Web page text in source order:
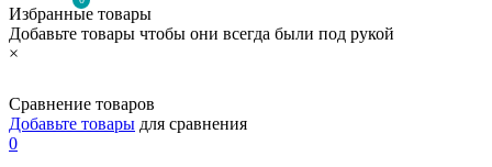
Избранные товары
Добавьте товары чтобы они всегда были под рукой
×
Сравнение товаров
Добавьте товары для сравнения
0